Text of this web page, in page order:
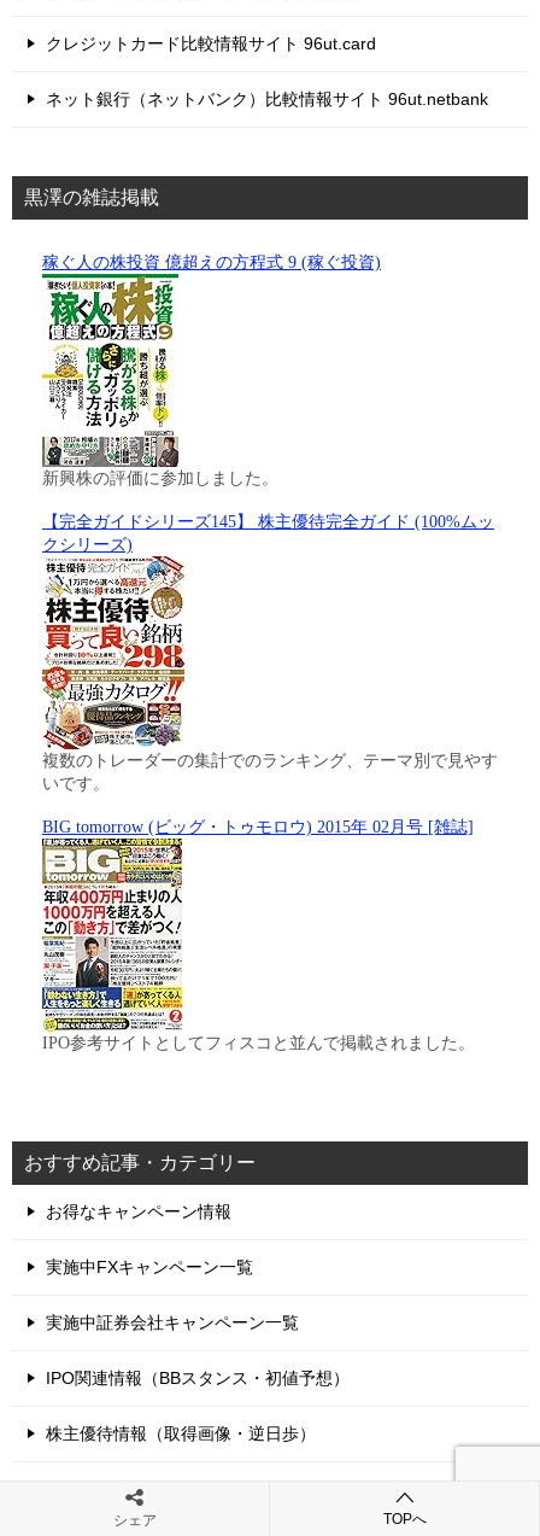
クレジットカード比較情報サイト 96ut.card
ネット銀行（ネットバンク）比較情報サイト 96ut.netbank
黒澤の雑誌掲載
稼ぐ人の株投資 億超えの方程式 9 (稼ぐ投資)
新興株の評価に参加しました。
【完全ガイドシリーズ145】 株主優待完全ガイド (100%ムッ
クシリーズ)
複数のトレーダーの集計でのランキング、テーマ別で見やす
いです。
BIG tomorrow (ビッグ・トゥモロウ) 2015年 02月号 [雑誌]
IPO参考サイトとしてフィスコと並んで掲載されました。
おすすめ記事・カテゴリー
お得なキャンペーン情報
実施中FXキャンペーン一覧
実施中証券会社キャンペーン一覧
IPO関連情報（BBスタンス・初値予想）
株主優待情報（取得画像・逆日歩）
黒澤ファンドへようこそ（このサイトについて）
シェア TOPへ